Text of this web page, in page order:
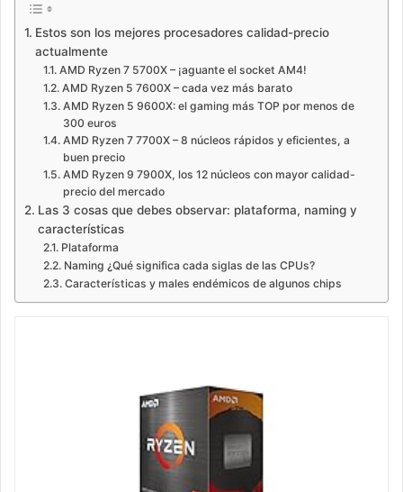
Estos son los mejores procesadores calidad-precio
actualmente
AMD Ryzen 7 5700X – ¡aguante el socket AM4!
AMD Ryzen 5 7600X – cada vez más barato
AMD Ryzen 5 9600X: el gaming más TOP por menos de
300 euros
AMD Ryzen 7 7700X – 8 núcleos rápidos y eficientes, a
buen precio
AMD Ryzen 9 7900X, los 12 núcleos con mayor calidad-
precio del mercado
Las 3 cosas que debes observar: plataforma, naming y
características
Plataforma
Naming ¿Qué significa cada siglas de las CPUs?
Características y males endémicos de algunos chips